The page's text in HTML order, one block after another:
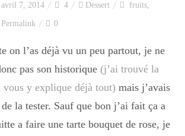
avril 7, 2014 4 Dessert fruits,
Permalink 0
on l’as déjà vu un peu partout, je ne
pas son historique (j’ai trouvé la
vous y explique déjà tout) mais j’avais
la tester. Sauf que bon j’ai fait ça a
a faire une tarte bouquet de rose, je